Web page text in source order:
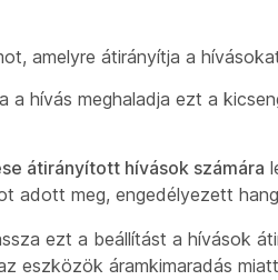
amelyre átirányítja a
a hívás meghaladja ezt a
átirányított hívások számára
adott meg, engedélyezett
ezt a beállítást a hívások
eszközök áramkimaradás